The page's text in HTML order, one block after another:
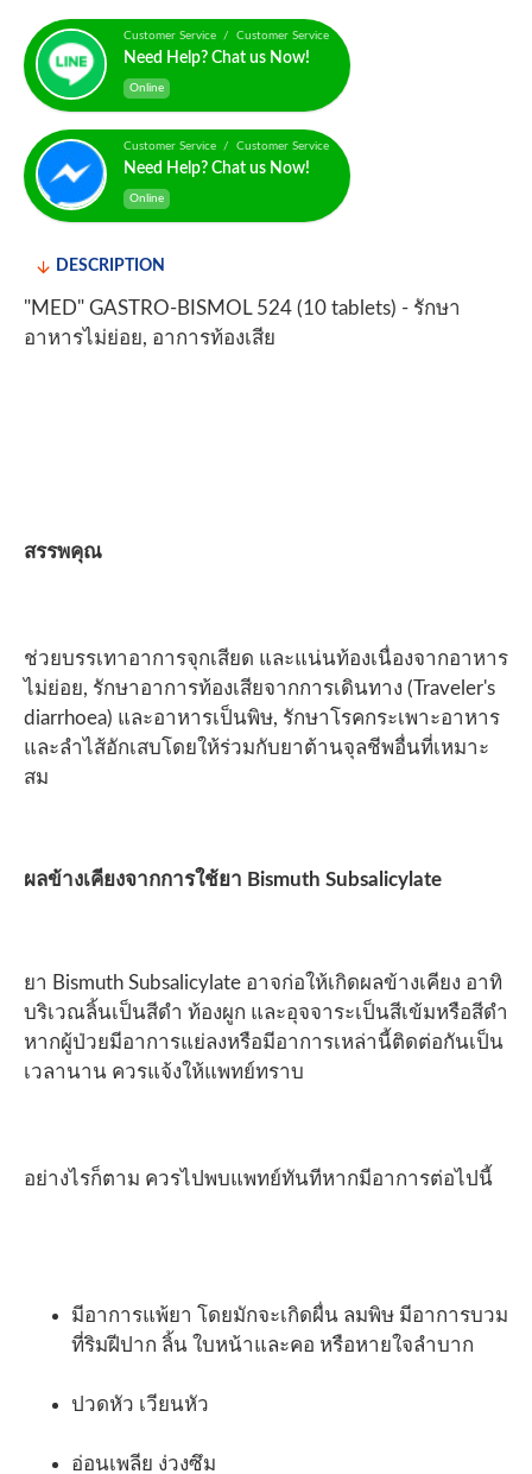
Customer Service / Customer Service
Need Help? Chat us Now!
Online
Customer Service / Customer Service
Need Help? Chat us Now!
Online
DESCRIPTION
"MED" GASTRO-BISMOL 524 (10 tablets) - รักษา
อาหารไม่ย่อย, อาการท้องเสีย
สรรพคุณ
ช่วยบรรเทาอาการจุกเสียด และแน่นท้องเนื่องจากอาหาร
ไม่ย่อย, รักษาอาการท้องเสียจากการเดินทาง (Traveler's
diarrhoea) และอาหารเป็นพิษ, รักษาโรคกระเพาะอาหาร
และลำไส้อักเสบโดยให้ร่วมกับยาต้านจุลชีพอื่นที่เหมาะ
สม
ผลข้างเคียงจากการใช้ยา Bismuth Subsalicylate
ยา Bismuth Subsalicylate อาจก่อให้เกิดผลข้างเคียง อาทิ
บริเวณลิ้นเป็นสีดำ ท้องผูก และอุจจาระเป็นสีเข้มหรือสีดำ
หากผู้ป่วยมีอาการแย่ลงหรือมีอาการเหล่านี้ติดต่อกันเป็น
เวลานาน ควรแจ้งให้แพทย์ทราบ
อย่างไรก็ตาม ควรไปพบแพทย์ทันทีหากมีอาการต่อไปนี้
มีอาการแพ้ยา โดยมักจะเกิดผื่น ลมพิษ มีอาการบวม
ที่ริมฝีปาก ลิ้น ใบหน้าและคอ หรือหายใจลำบาก
ปวดหัว เวียนหัว
อ่อนเพลีย ง่วงซึม